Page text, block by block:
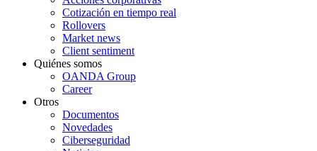
Cotización en tiempo real
Rollovers
Market news
Client sentiment
Quiénes somos
OANDA Group
Career
Otros
Documentos
Novedades
Ciberseguridad